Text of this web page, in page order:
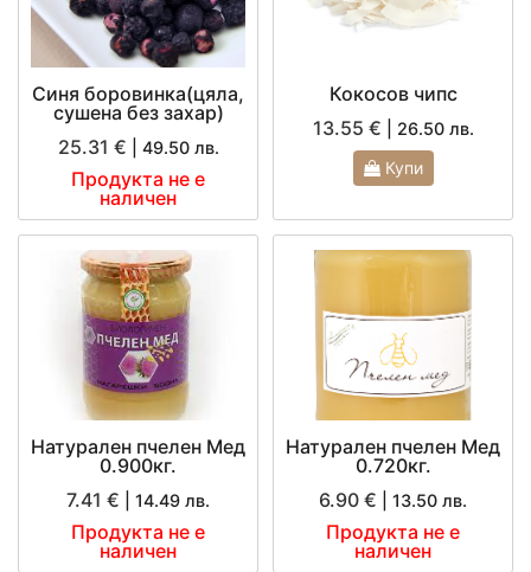
Синя боровинка(цяла,
сушена без захар)
25.31 €
| 49.50 лв.
Продукта не е
наличен
Кокосов чипс
13.55 €
| 26.50 лв.
Купи
Натурален пчелен Мед
0.900кг.
7.41 €
| 14.49 лв.
Продукта не е
наличен
Натурален пчелен Мед
0.720кг.
6.90 €
| 13.50 лв.
Продукта не е
наличен